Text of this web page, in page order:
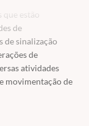
para garantir a
de alta
para sua
em uma
segurança em
boas praticas em
que estão
de
de sinalização
de
atividades
movimentação de
estão ingressando